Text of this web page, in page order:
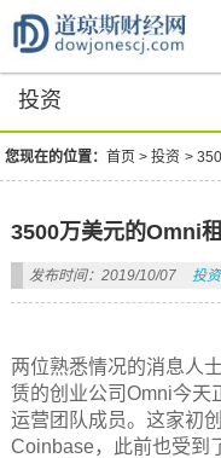
投资
您现在的位置：首页 >投资 >
3500万美元的Omni
发布时间：2019/10/07 投资
两位熟悉情况的消息人
赁的创业公司Omni今天
运营团队成员。这家初
Coinbase，此前也受到